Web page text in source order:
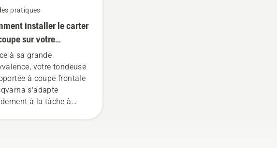
pratiques
installer le carter
sur votre
autoportée à
frontale Husqvarna
à sa grande
votre tondeuse
à coupe frontale
s'adapte
à la tâche à